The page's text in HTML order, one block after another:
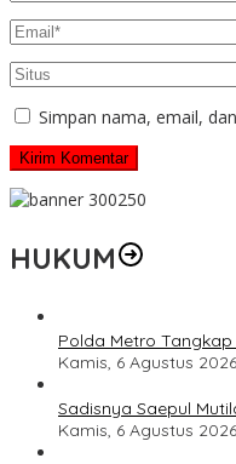
Simpan nama, email,
HUKUM
Polda Metro
Kamis, 6 Agustus
Sadisnya Saepul
Kamis, 6 Agustus